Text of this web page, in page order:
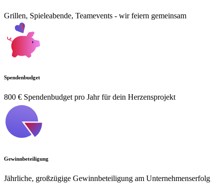
Grillen, Spieleabende, Teamevents - wir feiern gemeinsam
Spendenbudget
800 € Spendenbudget pro Jahr für dein Herzensprojekt
Gewinnbeteiligung
Jährliche, großzügige Gewinnbeteiligung am Unternehmenserfolg